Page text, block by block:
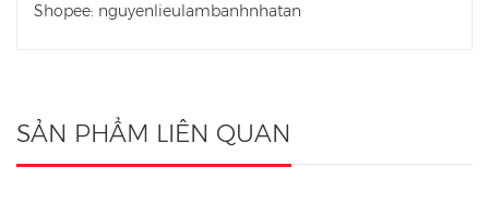
Shopee: nguyenlieulambanhnhatan
SẢN PHẨM LIÊN QUAN